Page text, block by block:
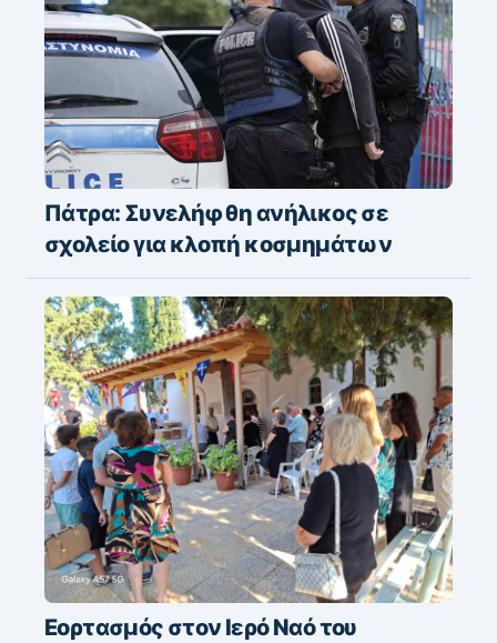
Πάτρα: Συνελήφθη ανήλικος σε
σχολείο για κλοπή κοσμημάτων
Εορτασμός στον Ιερό Ναό του